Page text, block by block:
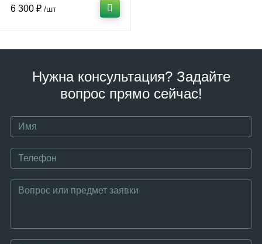
6 300 ₽ /шт
Нужна консультация? Задайте
вопрос прямо сейчас!